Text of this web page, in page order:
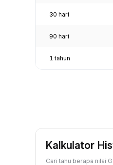
30 hari
90 hari
1 tahun
Kalkulator
Cari tahu berapa nilai